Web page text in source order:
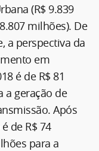
(R$ 9.839
milhões). De
a perspectiva da
em
é de R$ 81
a geração de
Após
de R$ 74
para a